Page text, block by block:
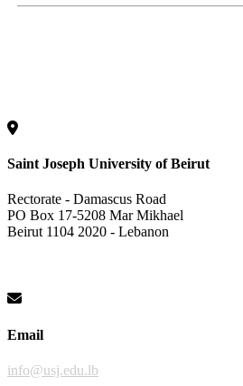
Saint Joseph University of Beirut
Rectorate - Damascus Road
PO Box 17-5208 Mar Mikhael
Beirut 1104 2020 - Lebanon
Email
info@usj.edu.lb